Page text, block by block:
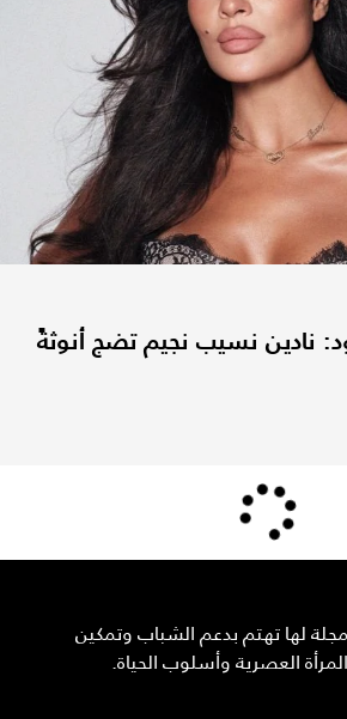
نادين نسيب نجيم تضج أنوثةً
مجلة لها تهتم بدعم الشباب وتمكين
المرأة العصرية وأسلوب الحياة.